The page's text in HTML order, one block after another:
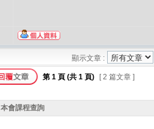
顯示文章 :
第 1 頁 (共 1 頁) [ 2 篇文章 ]
本會課程查詢